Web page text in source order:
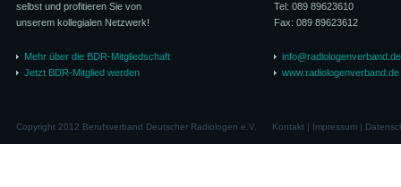
selbst und profitieren Sie von
unserem kollegialen Netzwerk!
Mehr über die BDR-Mitgliedschaft
Jetzt BDR-Mitglied werden
Tel: 089 89623610
Fax: 089 89623612
info@radiologenverband.de
www.radiologenverband.de
Copyright 2012 Berufsverband Deutscher Radiologen e.V. Kontakt| Impressum|